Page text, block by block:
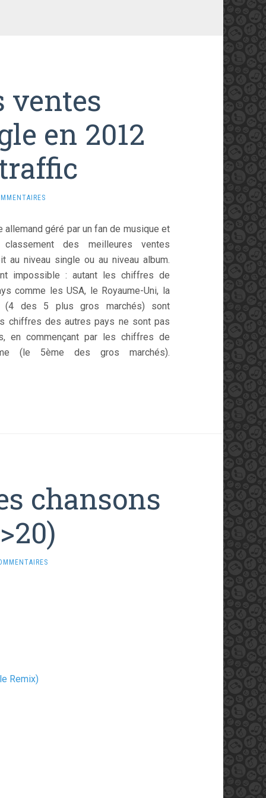
ventes
en 2012
géré par un fan de musique et
des meilleures ventes
au niveau single ou au niveau album.
impossible : autant les chiffres de
comme les USA, le Royaume-Uni, la
(4 des 5 plus gros marchés) sont
chiffres des autres pays ne sont pas
en commençant par les chiffres de
(le 5ème des gros marchés).
chansons
Remix)